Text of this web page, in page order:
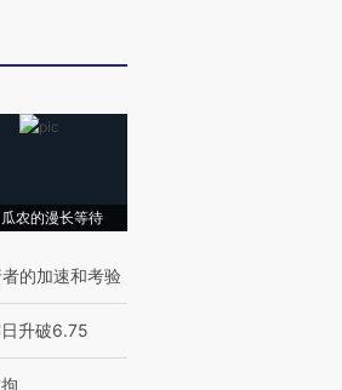
农的漫长等待
的加速和考验
升破6.75